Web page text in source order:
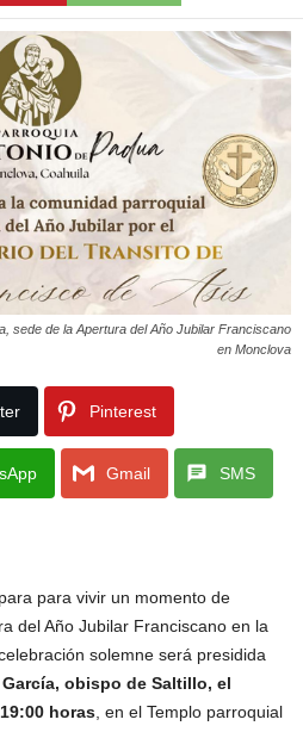
sede de la Apertura del Año Jubilar Franciscano
en Monclova
Pinterest
Gmail SMS
para vivir un momento de
del Año Jubilar Franciscano en la
solemne será presidida
obispo de Saltillo, el
horas , en el Templo parroquial